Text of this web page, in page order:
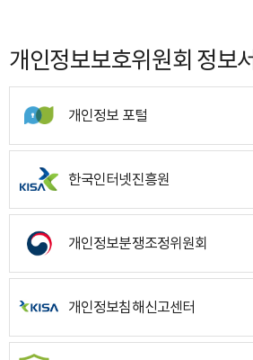
개인정보보호위원회 정보
개인정보 포털
한국인터넷진흥원
개인정보분쟁조정위원회
개인정보침해신고센터